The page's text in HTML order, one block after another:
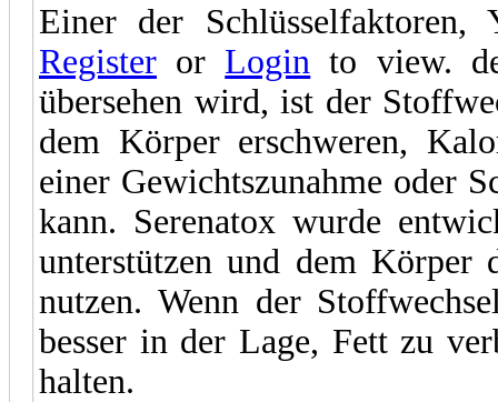
Einer der
Register or Login to view.
übersehen wird, ist der
dem Körper erschweren,
einer Gewichtszunahme oder
kann. Serenatox wurde
unterstützen und dem Körper
nutzen. Wenn der
besser in der Lage, Fett zu
halten.